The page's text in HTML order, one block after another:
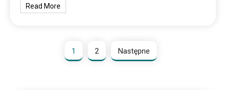
Read More
1 2 Następne